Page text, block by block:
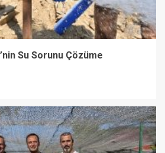
Su Sorunu Çözüme